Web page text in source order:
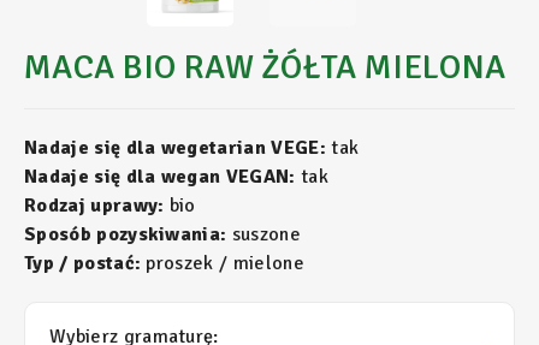
MACA BIO RAW ŻÓŁTA MIELONA
Nadaje się dla wegetarian VEGE: tak
Nadaje się dla wegan VEGAN: tak
Rodzaj uprawy: bio
Sposób pozyskiwania: suszone
Typ / postać: proszek / mielone
Wybierz gramaturę: